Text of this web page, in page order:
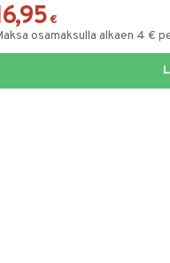
€
osamaksulla alkaen 4 €